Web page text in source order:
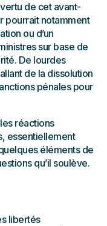
de cet avant-
pourrait notamment
ou d’un
sur base de
De lourdes
de la dissolution
pénales pour
réactions
essentiellement
éléments de
qu’il soulève.
libertés